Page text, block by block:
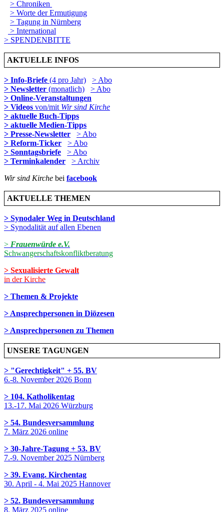
> Chroniken
> Worte der Ermutigung
> Tagung in Nürnberg
> International
> SPENDENBITTE
AKTUELLE INFOS
> Info-Briefe (4 pro Jahr)
> Abo
> Newsletter (monatlich)
> Abo
> Online-Veranstaltungen
> Videos von/mit Wir sind Kirche
> aktuelle Buch-Tipps
> aktuelle Medien-Tipps
> Presse-Newsletter
> Abo
> Reform-Ticker
> Abo
> Sonntagsbriefe
> Abo
> Terminkalender
> Archiv
Wir sind Kirche bei facebook
AKTUELLE THEMEN
> Synodaler Weg in Deutschland
> Synodalität auf allen Ebenen
> Frauenwürde e.V.
Schwangerschaftskonfliktberatung
> Sexualisierte Gewalt
in der Kirche
> Themen & Projekte
> Ansprechpersonen in Diözesen
> Ansprechpersonen zu Themen
UNSERE TAGUNGEN
> "Gerechtigkeit" + 55. BV
6.-8. November 2026 Bonn
> 104. Katholikentag
13.-17. Mai 2026 Würzburg
> 54. Bundesversammlung
7. März 2026 online
> 30-Jahre-Tagung + 53. BV
7.-9. November 2025 Nürnberg
> 39. Evang. Kirchentag
30. April - 4. Mai 2025 Hannover
> 52. Bundesversammlung
8. März 2025 online